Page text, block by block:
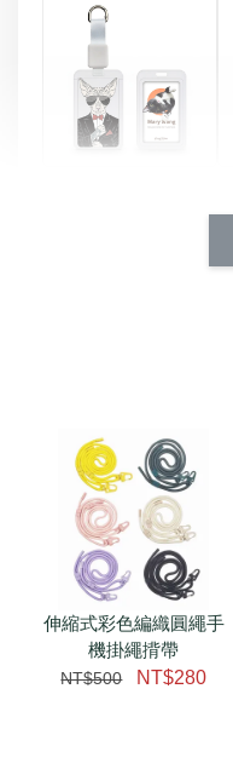
伸縮式彩色編織圓繩手
機掛繩揹帶
NT$500 NT$280